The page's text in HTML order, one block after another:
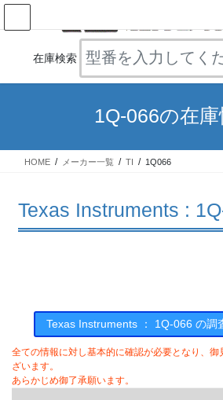
コ
ナ
在庫検索
1Q-066の在庫
HOME メーカー一覧 TI 1Q066
Texas Instruments :
Texas Instruments ： 1Q-066 の調
全ての情報に対し基本的に確認が必要となり、
ざいます。
あらかじめ御了承願います。